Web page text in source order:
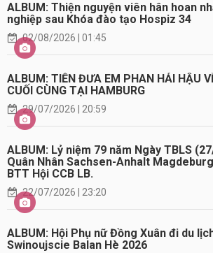
ALBUM: Thiện nguyện viên hân hoan
nghiệp sau Khóa đào tạo Hospiz 34
02/08/2026 | 01:45
ALBUM: TIỄN ĐƯA EM PHAN HẢI HẬU
CUỐI CÙNG TẠI HAMBURG
29/07/2026 | 20:59
ALBUM: Lỷ niệm 79 năm Ngày TBLS
Quân Nhân Sachsen-Anhalt
BTT Hội CCB LB.
22/07/2026 | 23:20
ALBUM: Hội Phụ nữ Đồng Xuân đi du
Swinoujscie Balan Hè 2026